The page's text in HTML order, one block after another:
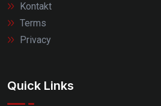
Kontakt
Terms
Privacy
Quick Links